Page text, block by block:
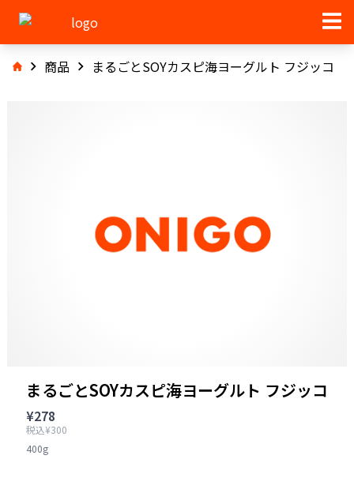
商品 まるごとSOYカスピ海ヨーグルト フジッコ
まるごとSOYカスピ海ヨーグルト フジッコ
¥278
税込¥300
400g